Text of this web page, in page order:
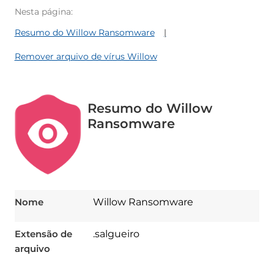
Nesta página:
Resumo do Willow Ransomware
Remover arquivo de vírus Willow
Resumo do Willow
Ransomware
Nome Willow Ransomware
Extensão de
arquivo
.salgueiro